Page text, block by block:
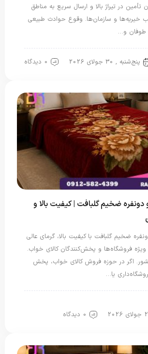
تأمین در تیراژ بالا و ارسال سریع به مناطق
خیریه‌ها و سازمان‌ها. وقوع حوادث طبیعی
طوفان و…
پنج‌شنبه , 30 جولای 2026 0 دیدگاه
ضخیم گلبافت | کیفیت بالا و
ضخیم گلبافت با کیفیت بالا، گرمای عالی
فروشگاه‌ها و پخش‌کنندگان کالای خواب.
اگر در حوزه فروش کالای خواب، پخش
یا…
0 دیدگاه